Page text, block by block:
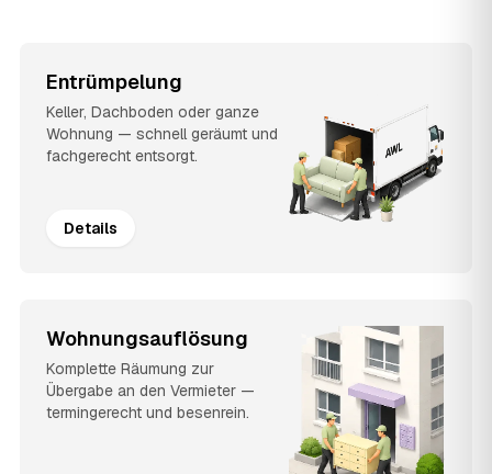
Entrümpelung
Keller, Dachboden oder ganze
Wohnung — schnell geräumt und
fachgerecht entsorgt.
Details
Wohnungsauflösung
Komplette Räumung zur
Übergabe an den Vermieter —
termingerecht und besenrein.